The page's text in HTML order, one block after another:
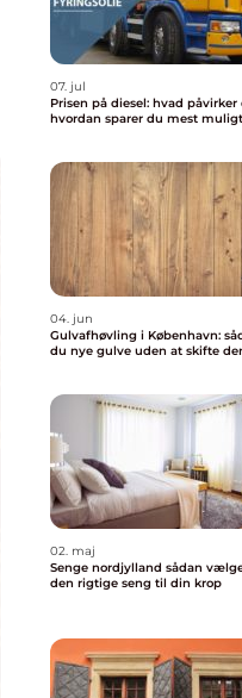
07. jul
Prisen på diesel: hvad påvirker
hvordan sparer du mest
04. jun
Gulvafhøvling i København:
du nye gulve uden at skifte
02. maj
Senge nordjylland sådan vælger du
den rigtige seng til din krop